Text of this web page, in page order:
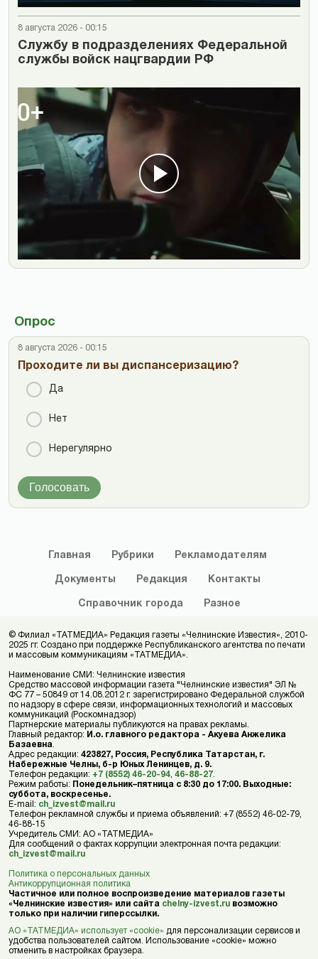
8 августа 2026 - 00:15
Cлужбу в подразделениях Федеральной
службы войск нацгвардии РФ
Опрос
8 августа 2026 - 00:15
Проходите ли вы диспансеризацию?
Да
Нет
Нерегулярно
Голосовать
Главная Рубрики Рекламодателям
Документы Редакция Контакты
Справочник города Разное
© Филиал «ТАТМЕДИА» Редакция газеты «Челнинские Известия», 2010-
2025 гг. Создано при поддержке Республиканского агентства по печати
и массовым коммуникациям «ТАТМЕДИА».
Наименование СМИ: Челнинские известия
Средство массовой информации газета "Челнинские известия" ЭЛ №
ФС 77 – 50849 от 14.08.2012 г. зарегистрировано Федеральной службой
по надзору в сфере связи, информационных технологий и массовых
коммуникаций (Роскомнадзор)
Партнерские материалы публикуются на правах рекламы.
Главный редактор: И.о. главного редактора - Акуева Анжелика
Базаевна
Адрес редакции: 423827, Россия, Республика Татарстан, г.
Набережные Челны, б-р Юных Ленинцев, д. 9.
Телефон редакции: +7 (8552) 46-20-94 46-88-27
Режим работы: Понедельник–пятница с 8:30 до 17:00. Выходные:
суббота, воскресенье.
E-mail: ch_izvest@mail.ru
Телефон рекламной службы и приема объявлений: +7 (8552) 46-02-79,
46-88-15
Учредитель СМИ: АО «ТАТМЕДИА»
Для сообщений о фактах коррупции электронная почта редакции:
ch_izvest@mail.ru
Политика о персональных данных
Антикоррупционная политика
Частичное или полное воспроизведение материалов газеты
«Челнинские известия» или сайта chelny-izvest.ru возможно
только при наличии гиперссылки.
АО «ТАТМЕДИА» использует «cookie» для персонализации сервисов и
удобства пользователей сайтом. Использование «cookie» можно
отменить в настройках браузера.